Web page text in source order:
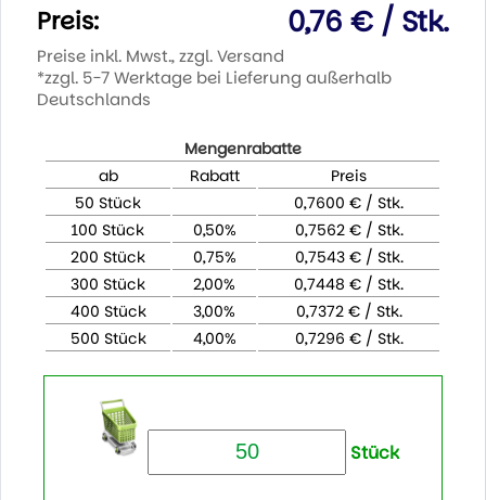
Preis: 0,76 € / Stk.
Preise inkl. Mwst., zzgl. Versand
*zzgl. 5-7 Werktage bei Lieferung außerhalb
Deutschlands
Mengenrabatte
ab
Rabatt
Preis
50 Stück
0,7600 € / Stk.
100 Stück
0,50%
0,7562 € / Stk.
200 Stück
0,75%
0,7543 € / Stk.
300 Stück
2,00%
0,7448 € / Stk.
400 Stück
3,00%
0,7372 € / Stk.
500 Stück
4,00% 0,7296 € / Stk.
Stück